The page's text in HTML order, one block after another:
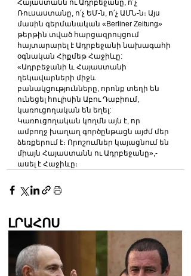
Հայաստանն ու Ադրբեջանը, ո՛չ
Ռուսաստանը, ո՛չ ԵՄ-ն, ո՛չ ԱՄՆ-ն։ Այս
մասին գերմանական «Berliner Zeitung»
թերթին տված հարցազրույցում
հայտարարել է Ադրբեջանի նախագահի
օգնական Հիքմեթ Հաջիևը:
«Ադրբեջանի և Հայաստանի
ղեկավարների միջև
բանակցությունները, որոնք տեղի են
ունեցել հուլիսին Աբու Դաբիում,
կառուցողական են եղել:
Կառուցողական կողմն այն է, որ
ամբողջ խաղաղ գործընթացն այժմ մեր
ձեռքերում է։ Որոշումներ կայացնում են
միայն Հայաստանն ու Ադրբեջանը»,-
ասել է Հաջիևը։
ԼՐԱՀՈՍ